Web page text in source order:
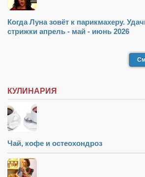
Когда Луна зовёт к парикмахеру.
стрижки апрель - май - июнь 2026
КУЛИНАРИЯ
Чай, кофе и остеохондроз